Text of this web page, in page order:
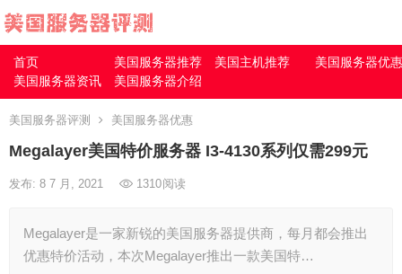
首页 美国服务器推荐 美国主机推荐
美国服务器优惠
美国服务器资讯
美国服务器介绍
美国服务器评测 美国服务器优惠
Megalayer美国特价服务器 I3-4130系列仅需299元
发布: 8 7 月, 2021 1310阅读
Megalayer是一家新锐的美国服务器提供商，每月都会推出
优惠特价活动，本次Megalayer推出一款美国特…